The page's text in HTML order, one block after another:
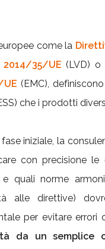
come la
2014/35/UE (LVD) o
(EMC),
che i prodotti
iniziale, la
con precisione
quali norme
alle direttive)
per evitare errori
da un semplice